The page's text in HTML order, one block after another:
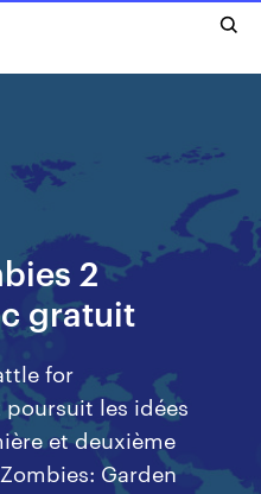
2
gratuit
for
les idées
et deuxième
Garden